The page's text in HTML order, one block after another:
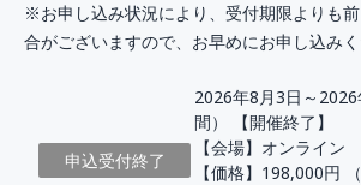
※お申し込み状況により、受付期限よりも
合がございますので、お早めにお申し込みく
申込受付終了
2026年8月3日～
間） 【開催終了】
【会場】オンライン
【価格】198,000円